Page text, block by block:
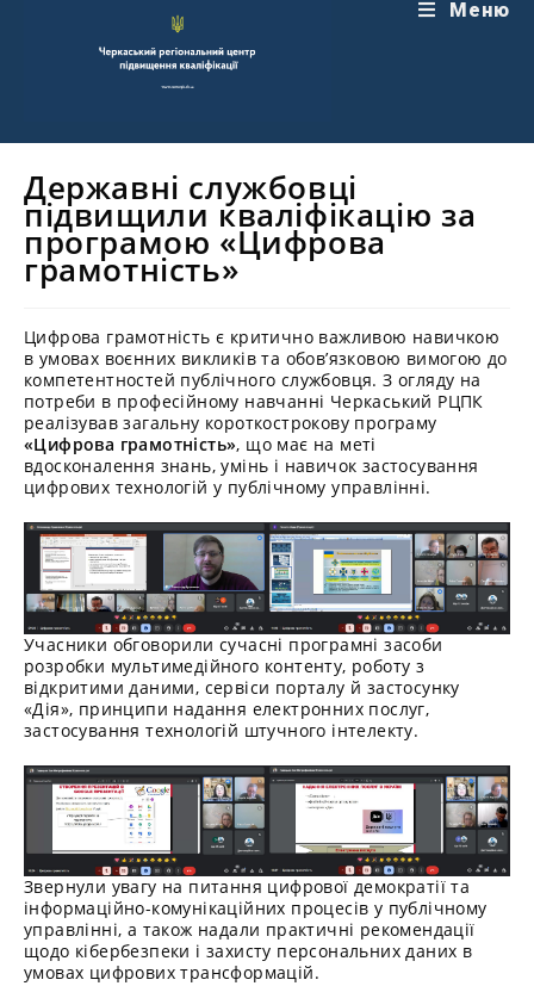
Меню
Державні службовці
підвищили кваліфікацію за
програмою «Цифрова
грамотність»
Цифрова грамотність є критично важливою навичкою
в умовах воєнних викликів та обов’язковою вимогою до
компетентностей публічного службовця. З огляду на
потреби в професійному навчанні Черкаський РЦПК
реалізував загальну короткострокову програму
«Цифрова грамотність», що має на меті
вдосконалення знань, умінь і навичок застосування
цифрових технологій у публічному управлінні.
Учасники обговорили сучасні програмні засоби
розробки мультимедійного контенту, роботу з
відкритими даними, сервіси порталу й застосунку
«Дія», принципи надання електронних послуг,
застосування технологій штучного інтелекту.
Звернули увагу на питання цифрової демократії та
інформаційно-комунікаційних процесів у публічному
управлінні, а також надали практичні рекомендації
щодо кібербезпеки і захисту персональних даних в
умовах цифрових трансформацій.